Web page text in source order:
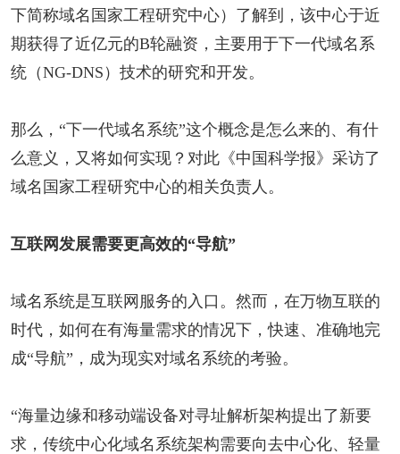
下简称域名国家工程研究中心）了解到，该中心于近
期获得了近亿元的B轮融资，主要用于下一代域名系
统（NG-DNS）技术的研究和开发。
那么，“下一代域名系统”这个概念是怎么来的、有什
么意义，又将如何实现？对此《中国科学报》采访了
域名国家工程研究中心的相关负责人。
互联网发展需要更高效的“导航”
域名系统是互联网服务的入口。然而，在万物互联的
时代，如何在有海量需求的情况下，快速、准确地完
成“导航”，成为现实对域名系统的考验。
“海量边缘和移动端设备对寻址解析架构提出了新要
求，传统中心化域名系统架构需要向去中心化、轻量